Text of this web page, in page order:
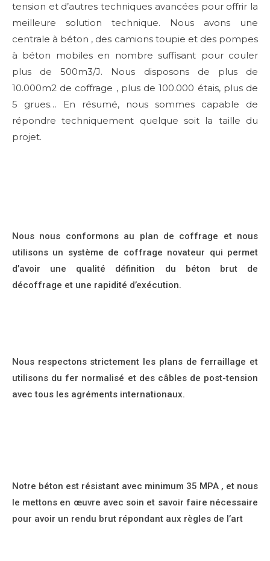
tension et d’autres techniques avancées pour offrir la
meilleure solution technique. Nous avons une
centrale à béton , des camions toupie et des pompes
à béton mobiles en nombre suffisant pour couler
plus de 500m3/J. Nous disposons de plus de
10.000m2 de coffrage , plus de 100.000 étais, plus de
5 grues… En résumé, nous sommes capable de
répondre techniquement quelque soit la taille du
projet.
Nous nous conformons au plan de coffrage et nous
utilisons un système de coffrage novateur qui permet
d’avoir une qualité définition du béton brut de
décoffrage et une rapidité d’exécution.
Nous respectons strictement les plans de ferraillage et
utilisons du fer normalisé et des câbles de post-tension
avec tous les agréments internationaux.
Notre béton est résistant avec minimum 35 MPA , et nous
le mettons en œuvre avec soin et savoir faire nécessaire
pour avoir un rendu brut répondant aux règles de l’art